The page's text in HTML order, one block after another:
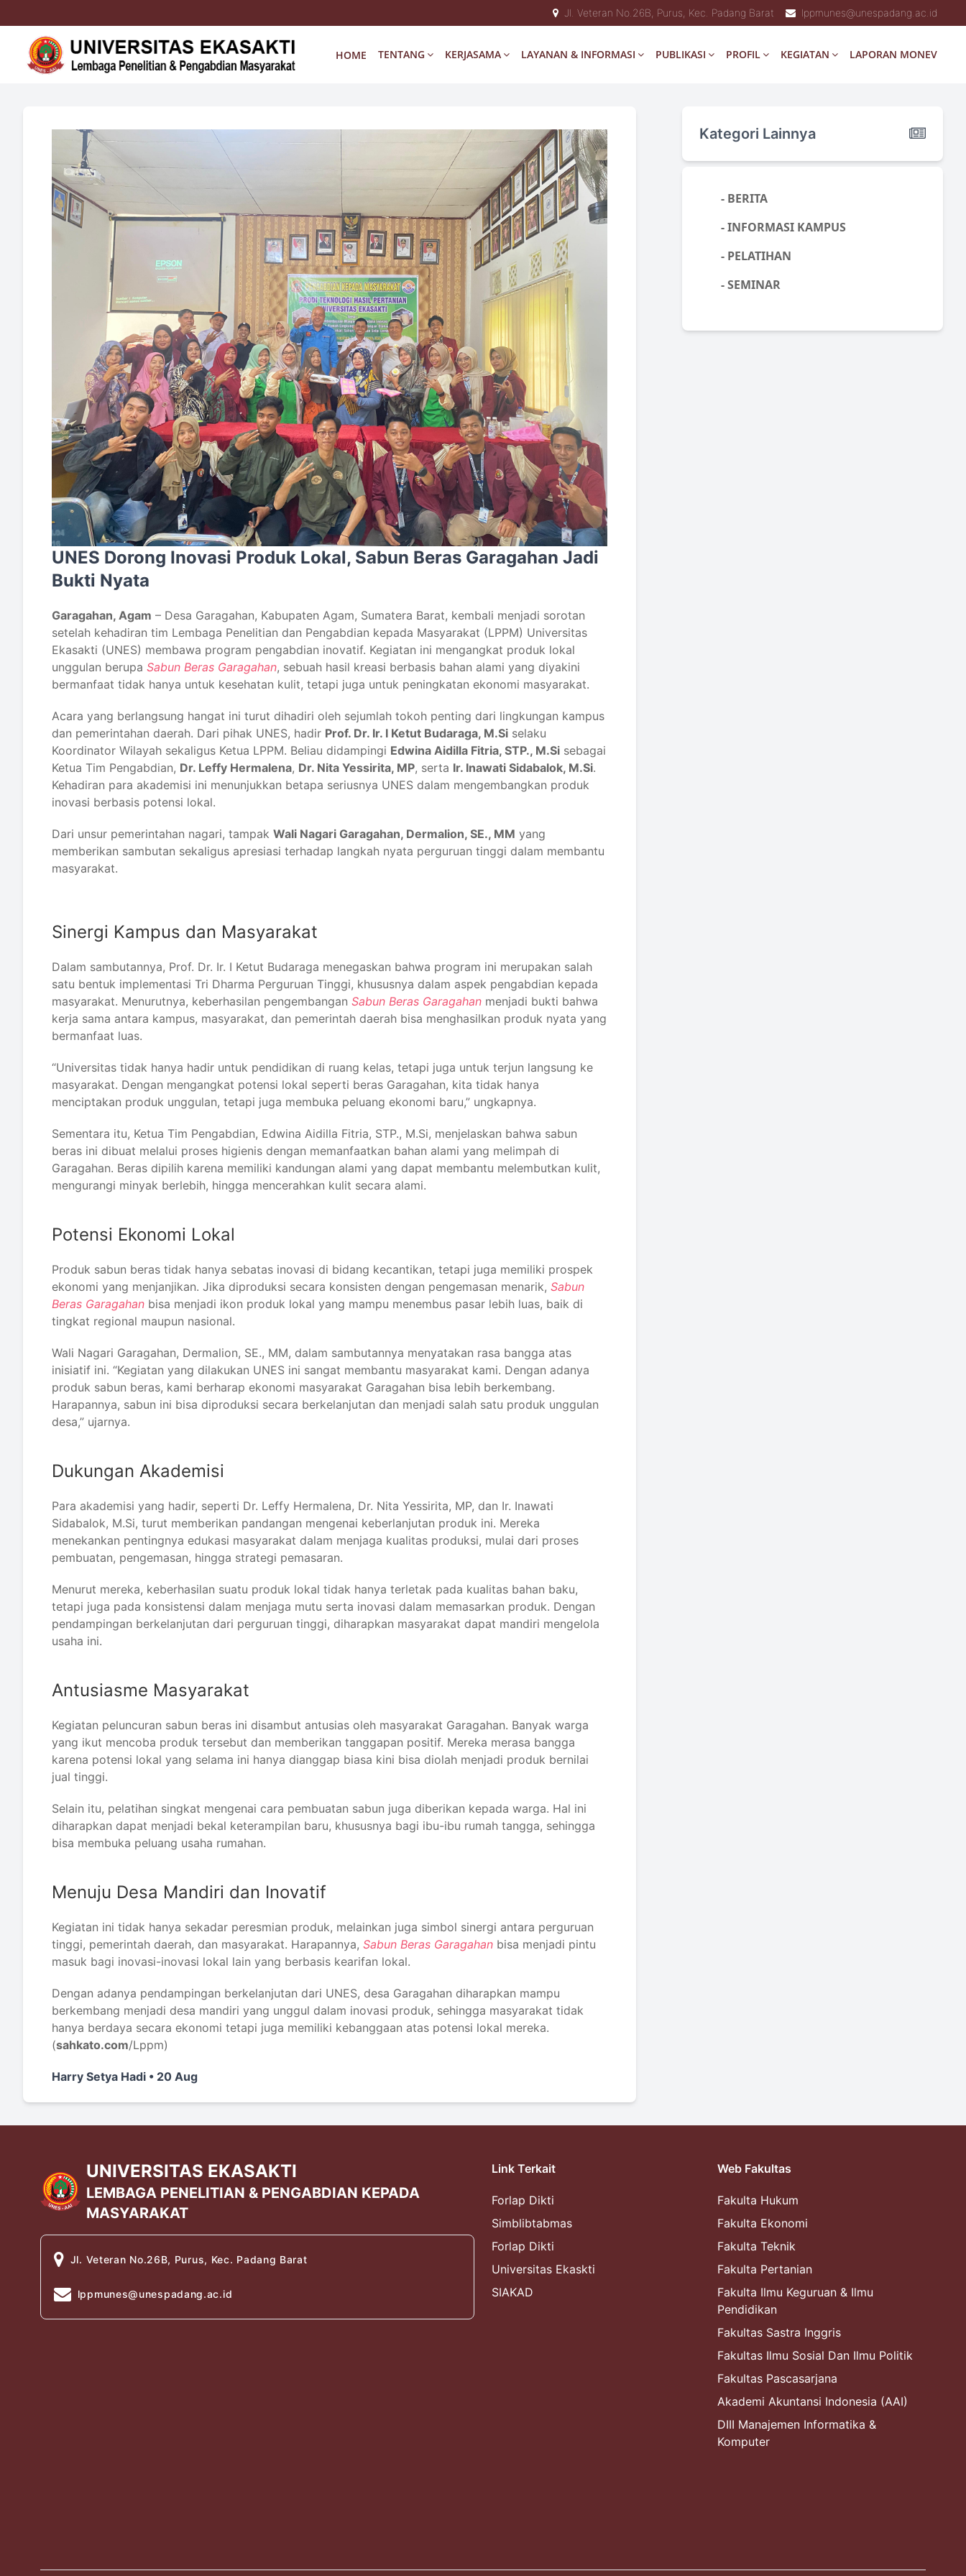
Jl. Veteran No.26B, Purus, Kec. Padang Barat lppmunes@unespadang.ac.id
HOME TENTANG KERJASAMA LAYANAN & INFORMASI PUBLIKASI PROFIL KEGIATAN LAPORAN MONEV
UNES Dorong Inovasi Produk Lokal, Sabun Beras Garagahan Jadi
Bukti Nyata
Garagahan, Agam – Desa Garagahan, Kabupaten Agam, Sumatera Barat, kembali menjadi sorotan
setelah kehadiran tim Lembaga Penelitian dan Pengabdian kepada Masyarakat (LPPM) Universitas
Ekasakti (UNES) membawa program pengabdian inovatif. Kegiatan ini mengangkat produk lokal
unggulan berupa Sabun Beras Garagahan, sebuah hasil kreasi berbasis bahan alami yang diyakini
bermanfaat tidak hanya untuk kesehatan kulit, tetapi juga untuk peningkatan ekonomi masyarakat.
Acara yang berlangsung hangat ini turut dihadiri oleh sejumlah tokoh penting dari lingkungan kampus
dan pemerintahan daerah. Dari pihak UNES, hadir Prof. Dr. Ir. I Ketut Budaraga, M.Si selaku
Koordinator Wilayah sekaligus Ketua LPPM. Beliau didampingi Edwina Aidilla Fitria, STP., M.Si sebagai
Ketua Tim Pengabdian, Dr. Leffy Hermalena, Dr. Nita Yessirita, MP, serta Ir. Inawati Sidabalok, M.Si.
Kehadiran para akademisi ini menunjukkan betapa seriusnya UNES dalam mengembangkan produk
inovasi berbasis potensi lokal.
Dari unsur pemerintahan nagari, tampak Wali Nagari Garagahan, Dermalion, SE., MM yang
memberikan sambutan sekaligus apresiasi terhadap langkah nyata perguruan tinggi dalam membantu
masyarakat.
Sinergi Kampus dan Masyarakat
Dalam sambutannya, Prof. Dr. Ir. I Ketut Budaraga menegaskan bahwa program ini merupakan salah
satu bentuk implementasi Tri Dharma Perguruan Tinggi, khususnya dalam aspek pengabdian kepada
masyarakat. Menurutnya, keberhasilan pengembangan Sabun Beras Garagahan menjadi bukti bahwa
kerja sama antara kampus, masyarakat, dan pemerintah daerah bisa menghasilkan produk nyata yang
bermanfaat luas.
“Universitas tidak hanya hadir untuk pendidikan di ruang kelas, tetapi juga untuk terjun langsung ke
masyarakat. Dengan mengangkat potensi lokal seperti beras Garagahan, kita tidak hanya
menciptakan produk unggulan, tetapi juga membuka peluang ekonomi baru,” ungkapnya.
Sementara itu, Ketua Tim Pengabdian, Edwina Aidilla Fitria, STP., M.Si, menjelaskan bahwa sabun
beras ini dibuat melalui proses higienis dengan memanfaatkan bahan alami yang melimpah di
Garagahan. Beras dipilih karena memiliki kandungan alami yang dapat membantu melembutkan kulit,
mengurangi minyak berlebih, hingga mencerahkan kulit secara alami.
Potensi Ekonomi Lokal
Produk sabun beras tidak hanya sebatas inovasi di bidang kecantikan, tetapi juga memiliki prospek
ekonomi yang menjanjikan. Jika diproduksi secara konsisten dengan pengemasan menarik, Sabun
Beras Garagahan bisa menjadi ikon produk lokal yang mampu menembus pasar lebih luas, baik di
tingkat regional maupun nasional.
Wali Nagari Garagahan, Dermalion, SE., MM, dalam sambutannya menyatakan rasa bangga atas
inisiatif ini. “Kegiatan yang dilakukan UNES ini sangat membantu masyarakat kami. Dengan adanya
produk sabun beras, kami berharap ekonomi masyarakat Garagahan bisa lebih berkembang.
Harapannya, sabun ini bisa diproduksi secara berkelanjutan dan menjadi salah satu produk unggulan
desa,” ujarnya.
Dukungan Akademisi
Para akademisi yang hadir, seperti Dr. Leffy Hermalena, Dr. Nita Yessirita, MP, dan Ir. Inawati
Sidabalok, M.Si, turut memberikan pandangan mengenai keberlanjutan produk ini. Mereka
menekankan pentingnya edukasi masyarakat dalam menjaga kualitas produksi, mulai dari proses
pembuatan, pengemasan, hingga strategi pemasaran.
Menurut mereka, keberhasilan suatu produk lokal tidak hanya terletak pada kualitas bahan baku,
tetapi juga pada konsistensi dalam menjaga mutu serta inovasi dalam memasarkan produk. Dengan
pendampingan berkelanjutan dari perguruan tinggi, diharapkan masyarakat dapat mandiri mengelola
usaha ini.
Antusiasme Masyarakat
Kegiatan peluncuran sabun beras ini disambut antusias oleh masyarakat Garagahan. Banyak warga
yang ikut mencoba produk tersebut dan memberikan tanggapan positif. Mereka merasa bangga
karena potensi lokal yang selama ini hanya dianggap biasa kini bisa diolah menjadi produk bernilai
jual tinggi.
Selain itu, pelatihan singkat mengenai cara pembuatan sabun juga diberikan kepada warga. Hal ini
diharapkan dapat menjadi bekal keterampilan baru, khususnya bagi ibu-ibu rumah tangga, sehingga
bisa membuka peluang usaha rumahan.
Menuju Desa Mandiri dan Inovatif
Kegiatan ini tidak hanya sekadar peresmian produk, melainkan juga simbol sinergi antara perguruan
tinggi, pemerintah daerah, dan masyarakat. Harapannya, Sabun Beras Garagahan bisa menjadi pintu
masuk bagi inovasi-inovasi lokal lain yang berbasis kearifan lokal.
Dengan adanya pendampingan berkelanjutan dari UNES, desa Garagahan diharapkan mampu
berkembang menjadi desa mandiri yang unggul dalam inovasi produk, sehingga masyarakat tidak
hanya berdaya secara ekonomi tetapi juga memiliki kebanggaan atas potensi lokal mereka.
(sahkato.com/Lppm)
Harry Setya Hadi • 20 Aug
Kategori Lainnya
- BERITA
- INFORMASI KAMPUS
- PELATIHAN
- SEMINAR
UNIVERSITAS EKASAKTI
LEMBAGA PENELITIAN & PENGABDIAN KEPADA
MASYARAKAT
Jl. Veteran No.26B, Purus, Kec. Padang Barat
lppmunes@unespadang.ac.id
Link Terkait
Forlap Dikti
Simblibtabmas
Forlap Dikti
Universitas Ekaskti
SIAKAD
Web Fakultas
Fakulta Hukum
Fakulta Ekonomi
Fakulta Teknik
Fakulta Pertanian
Fakulta Ilmu Keguruan & Ilmu
Pendidikan
Fakultas Sastra Inggris
Fakultas Ilmu Sosial Dan Ilmu Politik
Fakultas Pascasarjana
Akademi Akuntansi Indonesia (AAI)
DIII Manajemen Informatika &
Komputer